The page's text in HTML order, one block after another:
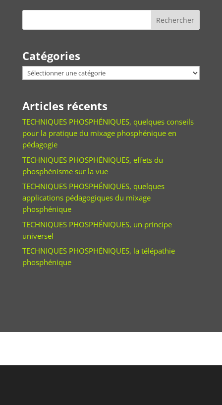
Catégories
Catégories
Articles récents
TECHNIQUES PHOSPHÉNIQUES, quelques conseils
pour la pratique du mixage phosphénique en
pédagogie
TECHNIQUES PHOSPHÉNIQUES, effets du
phosphénisme sur la vue
TECHNIQUES PHOSPHÉNIQUES, quelques
applications pédagogiques du mixage
phosphénique
TECHNIQUES PHOSPHÉNIQUES, un principe
universel
TECHNIQUES PHOSPHÉNIQUES, la télépathie
phosphénique